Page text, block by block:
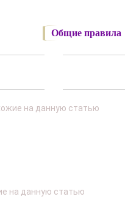
Общие правила